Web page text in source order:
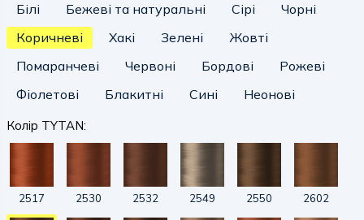
Білі Бежеві та натуральні Сірі
Чорні
Коричневі
Хакі Зелені
Жовті
Помаранчеві
Червоні Бордові
Рожеві
Фіолетові
Блакитні Сині Неонові
Колір TYTAN:
2517 2530 2532 2549 2550 2602